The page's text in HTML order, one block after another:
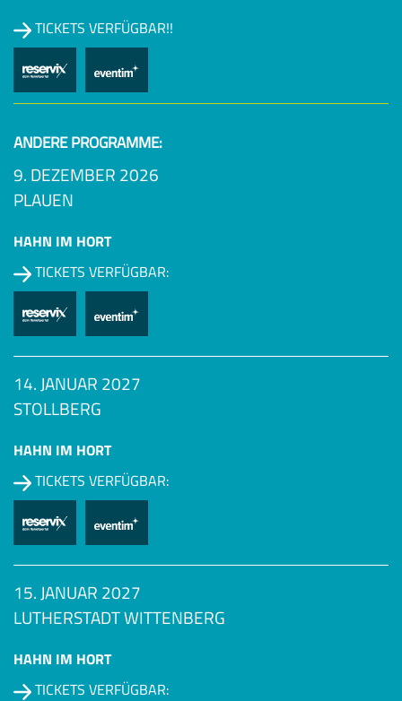
TICKETS VERFÜGBAR!!
ANDERE PROGRAMME:
9. DEZEMBER 2026
PLAUEN
HAHN IM HORT
TICKETS VERFÜGBAR:
14. JANUAR 2027
STOLLBERG
HAHN IM HORT
TICKETS VERFÜGBAR:
15. JANUAR 2027
LUTHERSTADT WITTENBERG
HAHN IM HORT
TICKETS VERFÜGBAR: